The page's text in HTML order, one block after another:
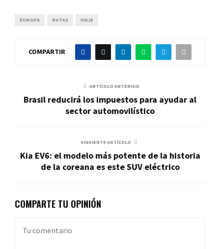
EUROPA RUTAS VIAJE
COMPARTIR
ARTÍCULO ANTERIOR
Brasil reducirá los impuestos para ayudar al
sector automovilístico
SIGUIENTE ARTÍCULO
Kia EV6: el modelo más potente de la historia
de la coreana es este SUV eléctrico
COMPARTE TU OPINIÓN